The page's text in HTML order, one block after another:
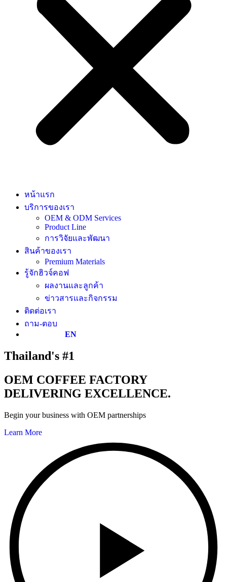
หน้าแรก
บริการของเรา
OEM & ODM Services
Product Line
การวิจัยและพัฒนา
สินค้าของเรา
Premium Materials
รู้จักฮิวจ์คอฟ
ผลงานและลูกค้า
ข่าวสารและกิจกรรม
ติดต่อเรา
ถาม-ตอบ
EN
Thailand's #1
OEM COFFEE FACTORY
DELIVERING EXCELLENCE.
Begin your business with OEM partnerships
Learn More